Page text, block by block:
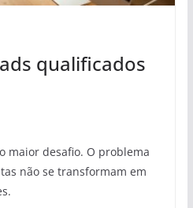
qualificados
maior desafio. O problema
não se transformam em